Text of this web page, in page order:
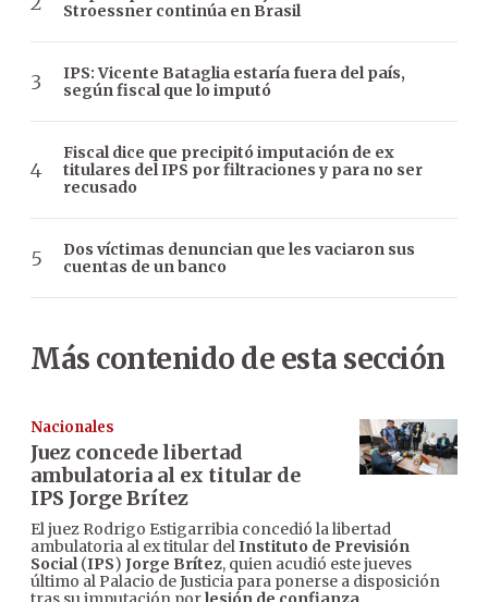
Stroessner continúa en Brasil
IPS: Vicente Bataglia estaría fuera del país,
según fiscal que lo imputó
Fiscal dice que precipitó imputación de ex
titulares del IPS por filtraciones y para no ser
recusado
Dos víctimas denuncian que les vaciaron sus
cuentas de un banco
Más contenido de esta sección
Nacionales
Juez concede libertad
ambulatoria al ex titular de
IPS Jorge Brítez
El juez Rodrigo Estigarribia concedió la libertad
ambulatoria al ex titular delInstituto de Previsión
Social(IPS) Jorge Brítez, quien acudió este jueves
último al Palacio de Justicia para ponerse a disposición